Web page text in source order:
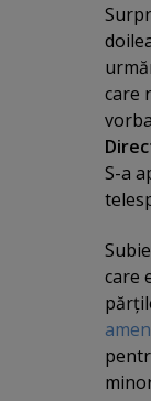
care
S-a
care